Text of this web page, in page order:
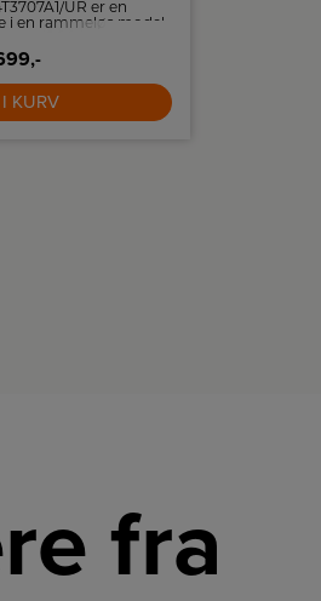
UR er en
i en rammeløs model
KURV
fra